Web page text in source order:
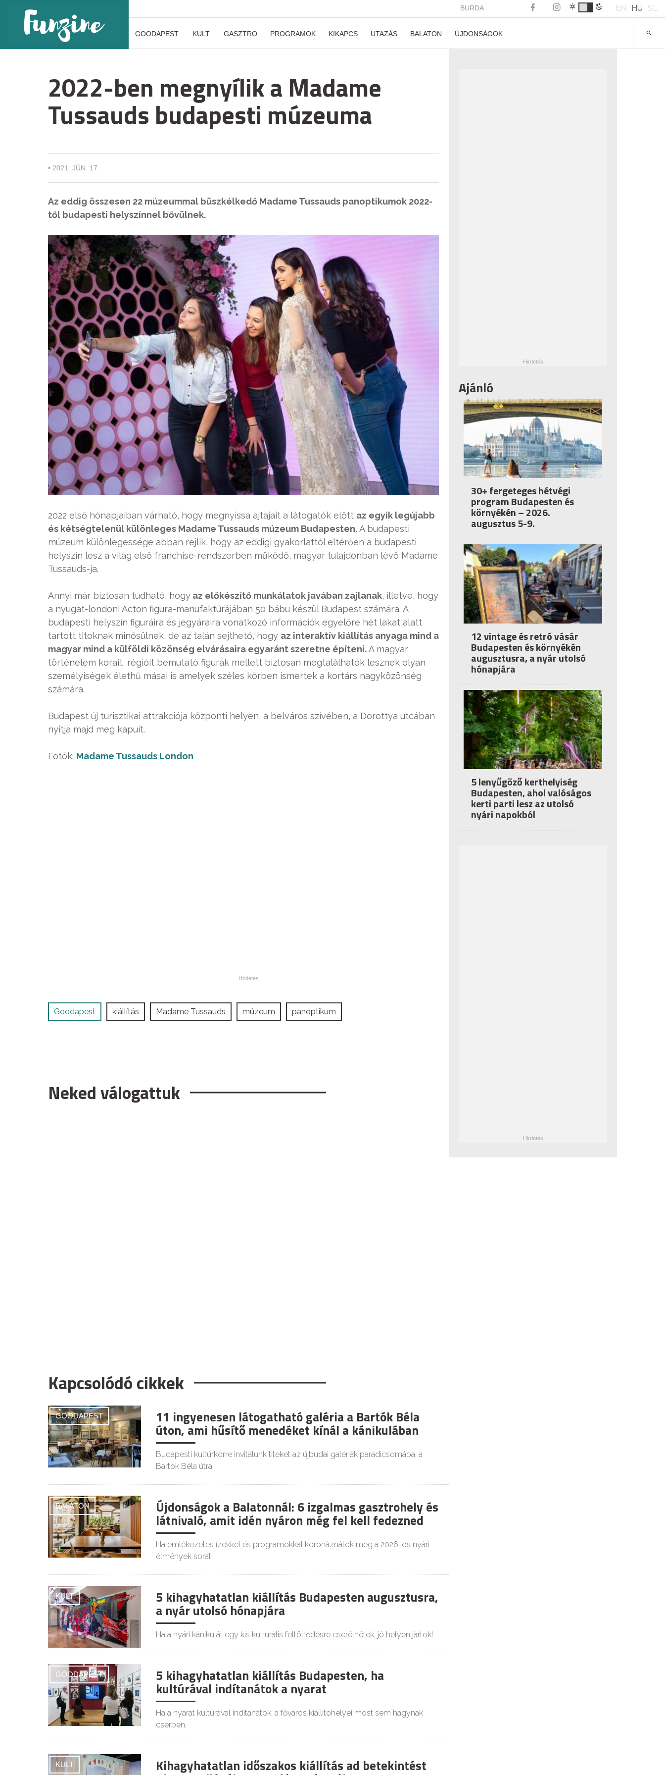
BURDA EN HU SL
GOODAPEST KULT GASZTRO PROGRAMOK KIKAPCS UTAZÁS BALATON ÚJDONSÁGOK
2022-ben megnyílik a Madame
Tussauds budapesti múzeuma
• 2021. JÚN. 17.
Az eddig összesen 22 múzeummal büszkélkedő Madame Tussauds panoptikumok 2022-
től budapesti helyszínnel bővülnek.
2022 első hónapjaiban várható, hogy megnyissa ajtajait a látogatók előtt az egyik legújabb
és kétségtelenül különleges Madame Tussauds múzeum Budapesten.A budapesti
múzeum különlegessége abban rejlik, hogy az eddigi gyakorlattól eltérően a budapesti
helyszín lesz a világ első franchise-rendszerben működő, magyar tulajdonban lévő Madame
Tussauds-ja.
Annyi már biztosan tudható, hogy az előkészítő munkálatok javában zajlanak, illetve, hogy
a nyugat-londoni Acton figura-manufaktúrájában 50 bábu készül Budapest számára. A
budapesti helyszín figuráira és jegyáraira vonatkozó információk egyelőre hét lakat alatt
tartott titoknak minősülnek, de az talán sejthető, hogy az interaktív kiállítás anyaga mind a
magyar mind a külföldi közönség elvárásaira egyaránt szeretne építeni.A magyar
történelem korait, régióit bemutató figurák mellett biztosan megtalálhatók lesznek olyan
személyiségek élethű másai is amelyek széles körben ismertek a kortárs nagyközönség
számára.
Budapest új turisztikai attrakciója központi helyen, a belváros szívében, a Dorottya utcában
nyitja majd meg kapuit.
Fotók: Madame Tussauds London
Goodapest kiállítás Madame Tussauds múzeum panoptikum
Neked válogattuk
Kapcsolódó cikkek
GOODAPEST 11 ingyenesen látogatható galéria a Bartók Béla
úton, ami hűsítő menedéket kínál a kánikulában
Budapesti kultúrkörre invitálunk titeket az újbudai galériák paradicsomába, a
Bartók Béla útra.
BALATON Újdonságok a Balatonnál: 6 izgalmas gasztrohely és
látnivaló, amit idén nyáron még fel kell fedezned
Ha emlékezetes ízekkel és programokkal koronáznátok meg a 2026-os nyári
élmények sorát.
KULT 5 kihagyhatatlan kiállítás Budapesten augusztusra,
a nyár utolsó hónapjára
Ha a nyári kánikulát egy kis kulturális feltöltődésre cserélnétek, jó helyen jártok!
GOODAPEST 5 kihagyhatatlan kiállítás Budapesten, ha
kultúrával indítanátok a nyarat
Ha a nyarat kultúrával indítanátok, a főváros kiállítóhelyei most sem hagynak
cserben.
KULT Kihagyhatatlan időszakos kiállítás ad betekintést
Ajánló
30+ fergeteges hétvégi
program Budapesten és
környékén – 2026.
augusztus 5-9.
12 vintage és retró vásár
Budapesten és környékén
augusztusra, a nyár utolsó
hónapjára
5 lenyűgöző kerthelyiség
Budapesten, ahol valóságos
kerti parti lesz az utolsó
nyári napokból